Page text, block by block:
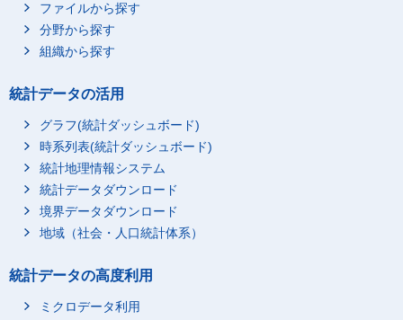
ファイルから探す
分野から探す
組織から探す
統計データの活用
グラフ(統計ダッシュボード)
時系列表(統計ダッシュボード)
統計地理情報システム
統計データダウンロード
境界データダウンロード
地域（社会・人口統計体系）
統計データの高度利用
ミクロデータ利用